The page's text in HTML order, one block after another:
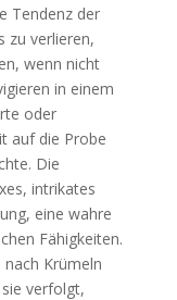
Tendenz der
zu verlieren,
wenn nicht
in einem
oder
auf die Probe
Die
intrikates
eine wahre
Fähigkeiten.
Krümeln
verfolgt,